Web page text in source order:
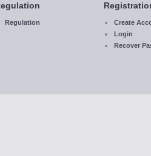
Regulation
Create
Login
Recover